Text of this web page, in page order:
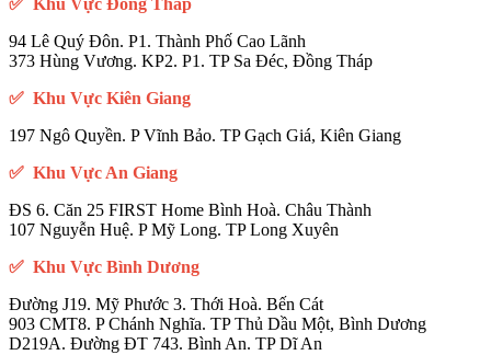
✅ Khu Vực Đồng Tháp
94 Lê Quý Đôn. P1. Thành Phố Cao Lãnh
373 Hùng Vương. KP2. P1. TP Sa Đéc, Đồng Tháp
✅ Khu Vực Kiên Giang
197 Ngô Quyền. P Vĩnh Bảo. TP Gạch Giá, Kiên Giang
✅ Khu Vực An Giang
ĐS 6. Căn 25 FIRST Home Bình Hoà. Châu Thành
107 Nguyễn Huệ. P Mỹ Long. TP Long Xuyên
✅ Khu Vực Bình Dương
Đường J19. Mỹ Phước 3. Thới Hoà. Bến Cát
903 CMT8. P Chánh Nghĩa. TP Thủ Dầu Một, Bình Dương
D219A. Đường ĐT 743. Bình An. TP Dĩ An